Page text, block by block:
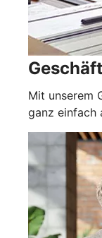
Mit unserem
ganz einfach